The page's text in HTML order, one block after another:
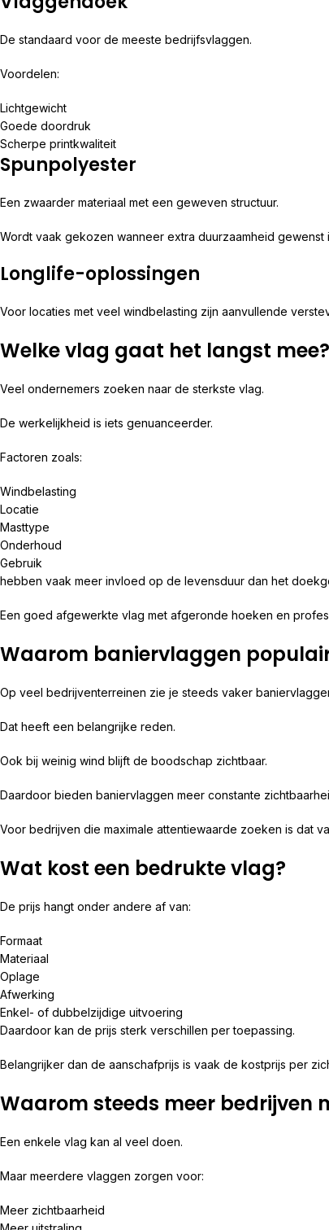
De standaard voor de meeste bedrijfsvlaggen.
Voordelen:
Lichtgewicht
Goede doordruk
Scherpe printkwaliteit
Spunpolyester
Een zwaarder materiaal met een geweven structuur.
Wordt vaak gekozen wanneer extra duurzaamheid gewenst
Longlife-oplossingen
Voor locaties met veel windbelasting zijn aanvullende
Welke vlag gaat het langst mee?
Veel ondernemers zoeken naar de sterkste vlag.
De werkelijkheid is iets genuanceerder.
Factoren zoals:
Windbelasting
Locatie
Masttype
Onderhoud
Gebruik
hebben vaak meer invloed op de levensduur dan het
Een goed afgewerkte vlag met afgeronde hoeken en
Waarom baniervlaggen
Op veel bedrijventerreinen zie je steeds vaker
Dat heeft een belangrijke reden.
Ook bij weinig wind blijft de boodschap zichtbaar.
Daardoor bieden baniervlaggen meer constante
Voor bedrijven die maximale attentiewaarde zoeken is dat
Wat kost een bedrukte vlag?
De prijs hangt onder andere af van:
Formaat
Materiaal
Oplage
Afwerking
Enkel- of dubbelzijdige uitvoering
Daardoor kan de prijs sterk verschillen per toepassing.
Belangrijker dan de aanschafprijs is vaak de kostprijs per
Waarom steeds meer bedrijven
Een enkele vlag kan al veel doen.
Maar meerdere vlaggen zorgen voor:
Meer zichtbaarheid